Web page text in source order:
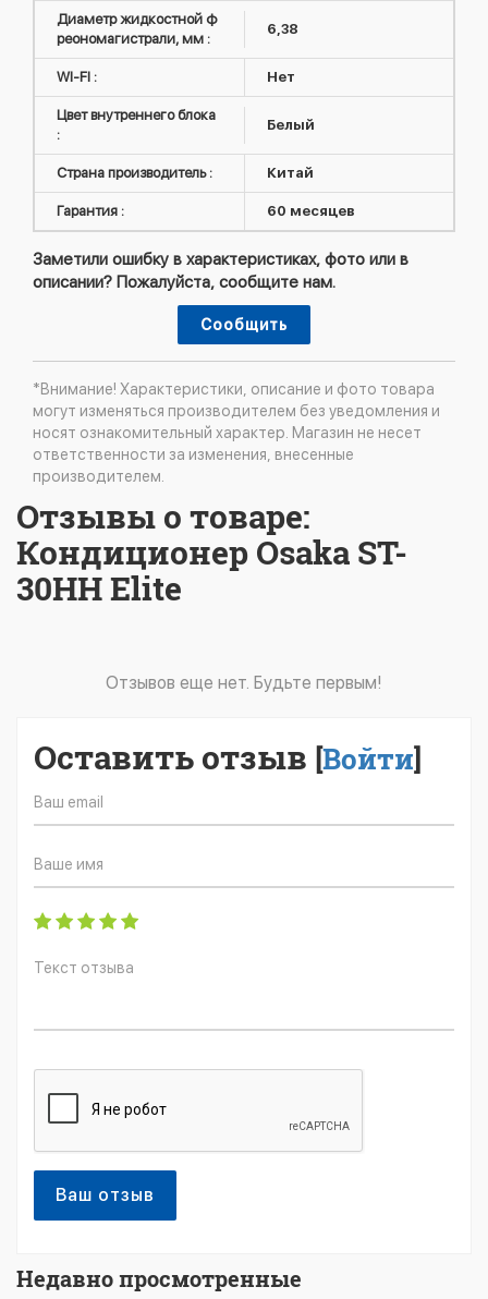
Диаметр жидкостной ф
реономагистрали, мм :
6,38
WI-FI : Нет
Цвет внутреннего блока
:
Белый
Страна производитель : Китай
Гарантия : 60 месяцев
Заметили ошибку в характеристиках, фото или в
описании? Пожалуйста, сообщите нам.
Сообщить
*Внимание! Характеристики, описание и фото товара
могут изменяться производителем без уведомления и
носят ознакомительный характер. Магазин не несет
ответственности за изменения, внесенные
производителем.
Отзывы о товаре:
Кондиционер Osaka ST-
30HH Elite
Отзывов еще нет. Будьте первым!
Оставить отзыв [Войти]
Ваш отзыв
Недавно просмотренные